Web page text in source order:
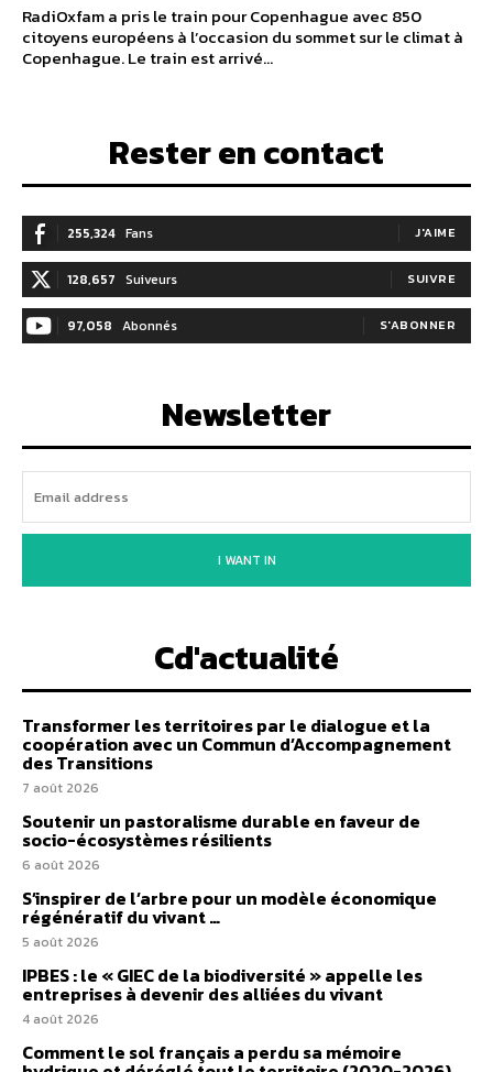
RadiOxfam a pris le train pour Copenhague avec 850
citoyens européens à l’occasion du sommet sur le climat à
Copenhague. Le train est arrivé...
Rester en contact
255,324 Fans J'AIME
128,657 Suiveurs SUIVRE
97,058 Abonnés S'ABONNER
Newsletter
I WANT IN
Cd'actualité
Transformer les territoires par le dialogue et la
coopération avec un Commun d’Accompagnement
des Transitions
7 août 2026
Soutenir un pastoralisme durable en faveur de
socio-écosystèmes résilients
6 août 2026
S’inspirer de l’arbre pour un modèle économique
régénératif du vivant …
5 août 2026
IPBES : le « GIEC de la biodiversité » appelle les
entreprises à devenir des alliées du vivant
4 août 2026
Comment le sol français a perdu sa mémoire